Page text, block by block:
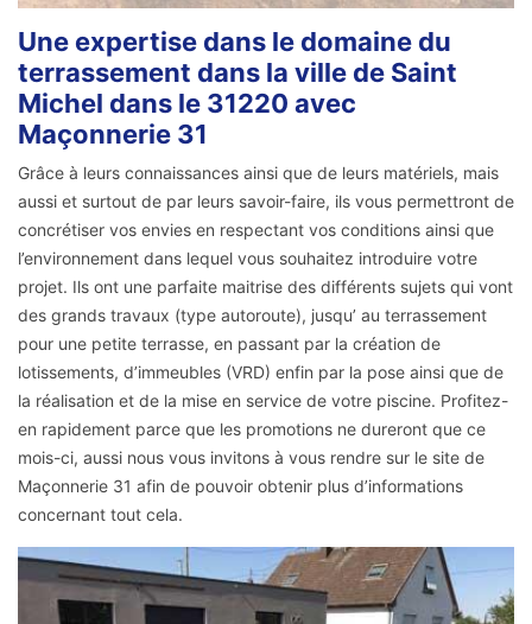
Une expertise dans le domaine du
terrassement dans la ville de Saint
Michel dans le 31220 avec
Maçonnerie 31
Grâce à leurs connaissances ainsi que de leurs matériels, mais
aussi et surtout de par leurs savoir-faire, ils vous permettront de
concrétiser vos envies en respectant vos conditions ainsi que
l’environnement dans lequel vous souhaitez introduire votre
projet. Ils ont une parfaite maitrise des différents sujets qui vont
des grands travaux (type autoroute), jusqu’ au terrassement
pour une petite terrasse, en passant par la création de
lotissements, d’immeubles (VRD) enfin par la pose ainsi que de
la réalisation et de la mise en service de votre piscine. Profitez-
en rapidement parce que les promotions ne dureront que ce
mois-ci, aussi nous vous invitons à vous rendre sur le site de
Maçonnerie 31 afin de pouvoir obtenir plus d’informations
concernant tout cela.